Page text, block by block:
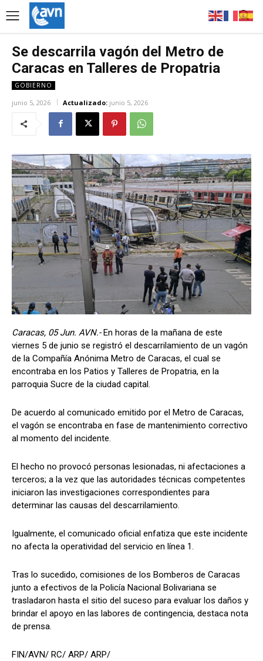
Se descarrila vagón del Metro de
Caracas en Talleres de Propatria
GOBIERNO
junio 5, 2026 Actualizado: junio 5, 2026
Caracas, 05 Jun. AVN.-En horas de la mañana de este
viernes 5 de junio se registró el descarrilamiento de un vagón
de la Compañía Anónima Metro de Caracas, el cual se
encontraba en los Patios y Talleres de Propatria, en la
parroquia Sucre de la ciudad capital.
De acuerdo al comunicado emitido por el Metro de Caracas,
el vagón se encontraba en fase de mantenimiento correctivo
al momento del incidente.
El hecho no provocó personas lesionadas, ni afectaciones a
terceros; a la vez que las autoridades técnicas competentes
iniciaron las investigaciones correspondientes para
determinar las causas del descarrilamiento.
Igualmente, el comunicado oficial enfatiza que este incidente
no afecta la operatividad del servicio en línea 1.
Tras lo sucedido, comisiones de los Bomberos de Caracas
junto a efectivos de la Policía Nacional Bolivariana se
trasladaron hasta el sitio del suceso para evaluar los daños y
brindar el apoyo en las labores de contingencia, destaca nota
de prensa.
FIN/AVN/ RC/ ARP/ ARP/